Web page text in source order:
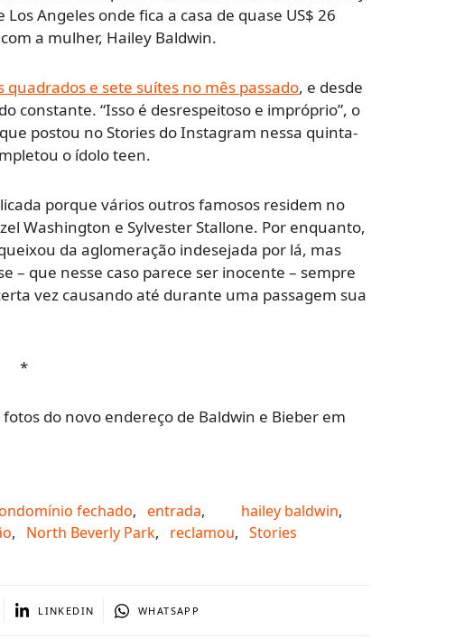
Angeles onde fica a casa de quase US$ 26
a mulher, Hailey Baldwin.
e sete suítes no mês passado, e desde
constante. “Isso é desrespeitoso e impróprio”, o
postou no Stories do Instagram nessa quinta-
o ídolo teen.
porque vários outros famosos residem no
Washington e Sylvester Stallone. Por enquanto,
da aglomeração indesejada por lá, mas
– que nesse caso parece ser inocente – sempre
vez causando até durante uma passagem sua
*
do novo endereço de Baldwin e Bieber em
fechado, entrada, hailey baldwin,
, North Beverly Park, reclamou, Stories
LINKEDIN WHATSAPP